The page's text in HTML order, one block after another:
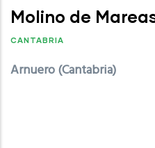
Molino de
CANTABRIA
Arnuero (Cantabria)